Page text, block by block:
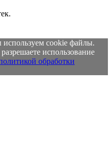
cookie файлы.
использование
обработки